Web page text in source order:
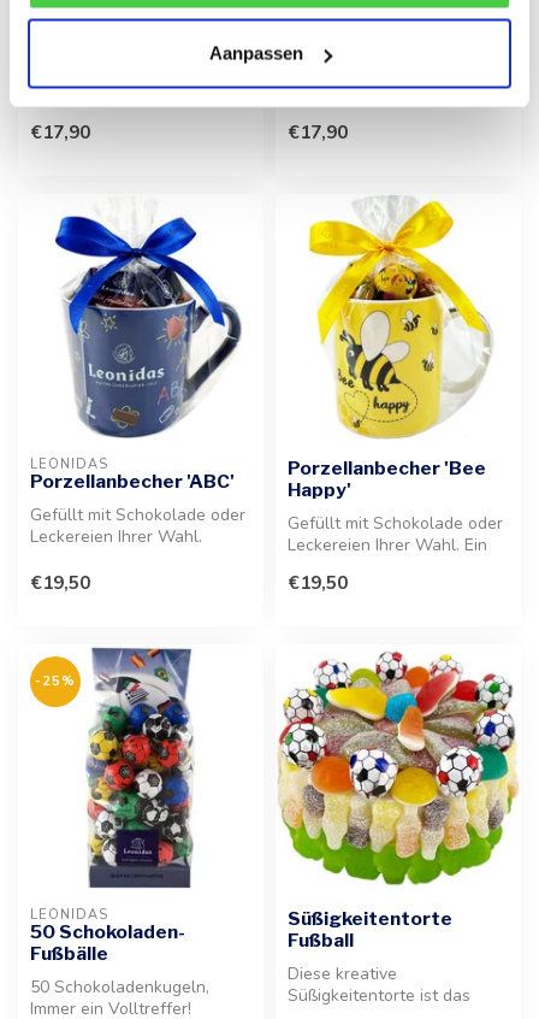
Aanpassen
mit köstlichen Süßigkeiten,
€17,90
bietet eine bunte Vielfalt an
€17,90
LEONIDAS
Porzellanbecher 'ABC'
Gefüllt mit Schokolade oder
Leckereien Ihrer Wahl.
eig...
€19,50
Porzellanbecher 'Bee
Happy'
Gefüllt mit Schokolade oder
Leckereien Ihrer Wahl. Ein
...
€19,50
-25%
LEONIDAS
50 Schokoladen-
Fußbälle
50 Schokoladenkugeln,
Immer ein Volltreffer!
Süßigkeitentorte
Fußball
Diese kreative
Süßigkeitentorte ist das